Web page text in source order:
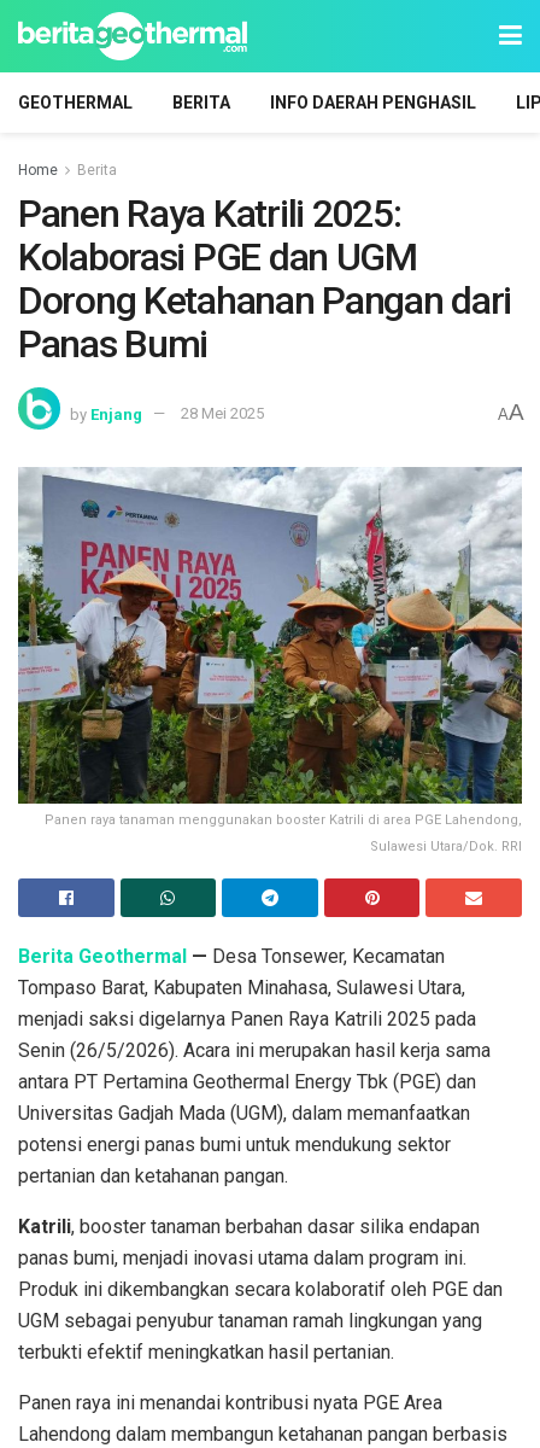
GEOTHERMAL BERITA INFO DAERAH PENGHASIL
Home Berita
Panen Raya Katrili 2025:
Kolaborasi PGE dan UGM
Dorong Ketahanan Pangan dari
Panas Bumi
by Enjang 28 Mei 2025 AA
Panen raya tanaman menggunakan booster Katrili di area PGE Lahendong,
Sulawesi Utara/Dok. RRI
Berita Geothermal — Desa Tonsewer, Kecamatan
Tompaso Barat, Kabupaten Minahasa, Sulawesi Utara,
menjadi saksi digelarnya Panen Raya Katrili 2025 pada
Senin (26/5/2026). Acara ini merupakan hasil kerja sama
antara PT Pertamina Geothermal Energy Tbk (PGE) dan
Universitas Gadjah Mada (UGM), dalam memanfaatkan
potensi energi panas bumi untuk mendukung sektor
pertanian dan ketahanan pangan.
Katrili, booster tanaman berbahan dasar silika endapan
panas bumi, menjadi inovasi utama dalam program ini.
Produk ini dikembangkan secara kolaboratif oleh PGE dan
UGM sebagai penyubur tanaman ramah lingkungan yang
terbukti efektif meningkatkan hasil pertanian.
Panen raya ini menandai kontribusi nyata PGE Area
Lahendong dalam membangun ketahanan pangan berbasis